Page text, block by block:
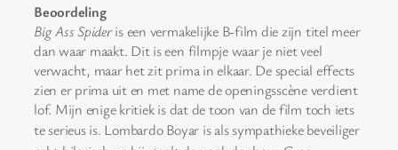
Beoordeling
Big Ass Spideris een vermakelijke B-film die zijn titel meer
dan waar maakt. Dit is een filmpje waar je niet veel
verwacht, maar het zit prima in elkaar. De special effects
zien er prima uit en met name de openingsscène verdient
lof. Mijn enige kritiek is dat de toon van de film toch iets
te serieus is. Lombardo Boyar is als sympathieke beveiliger